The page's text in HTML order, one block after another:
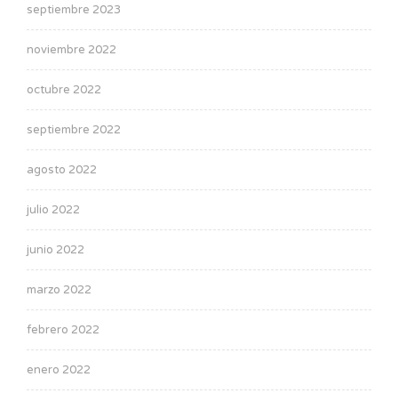
septiembre 2023
noviembre 2022
octubre 2022
septiembre 2022
agosto 2022
julio 2022
junio 2022
marzo 2022
febrero 2022
enero 2022